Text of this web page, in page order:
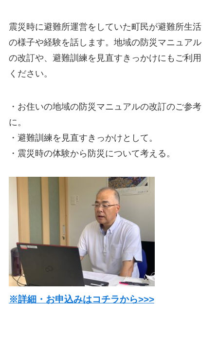
震災時に避難所運営をしていた町民が避難所生活
の様子や経験を話します。地域の防災マニュアル
の改訂や、避難訓練を見直すきっかけにもご利用
ください。
・お住いの地域の防災マニュアルの改訂のご参考
に。
・避難訓練を見直すきっかけとして。
・震災時の体験から防災について考える。
※詳細・お申込みはコチラから>>>